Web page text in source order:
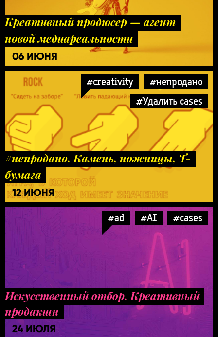
Креативный продюсер — агент
новой медиареальности
06 ИЮНЯ
#creativity
#непродано
#Удалить cases
#непродано. Камень, ножницы, Т-
бумага
12 ИЮНЯ
#ad #AI #cases
Искусственный отбор. Креативный
продакшн
24 ИЮЛЯ